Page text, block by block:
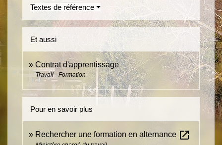
Textes de référence
Et aussi
Contrat d'apprentissage
Travail - Formation
Pour en savoir plus
Rechercher une formation en alternance open_in_new